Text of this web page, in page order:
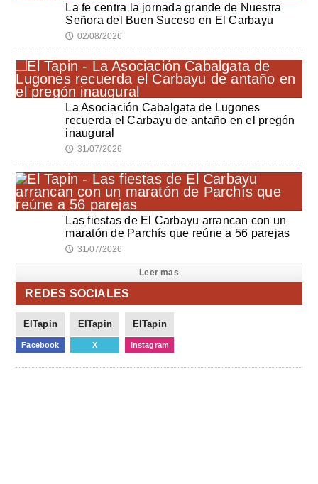
La fe centra la jornada grande de Nuestra
Señora del Buen Suceso en El Carbayu
🕔 02/08/2026
La Asociación Cabalgata de Lugones
recuerda el Carbayu de antaño en el pregón
inaugural
🕔 31/07/2026
Las fiestas de El Carbayu arrancan con un
maratón de Parchís que reúne a 56 parejas
🕔 31/07/2026
Leer mas
REDES SOCIALES
ElTapin
Facebook
ElTapin
X
ElTapin
Instagram